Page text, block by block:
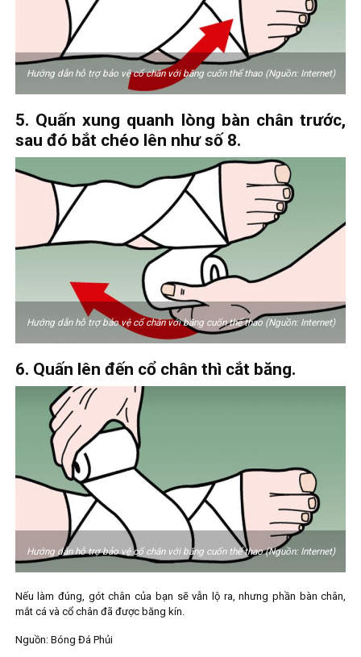
Hướng dẫn hỗ trợ bảo vệ cổ chân với băng cuốn thể thao (Nguồn: Internet)
5. Quấn xung quanh lòng bàn chân trước,
sau đó bắt chéo lên như số 8.
Hướng dẫn hỗ trợ bảo vệ cổ chân với băng cuốn thể thao (Nguồn: Internet)
6. Quấn lên đến cổ chân thì cắt băng.
Hướng dẫn hỗ trợ bảo vệ cổ chân với băng cuốn thể thao (Nguồn: Internet)
Nếu làm đúng, gót chân của bạn sẽ vẫn lộ ra, nhưng phần bàn chân,
mắt cá và cổ chân đã được băng kín.
Nguồn: Bóng Đá Phủi